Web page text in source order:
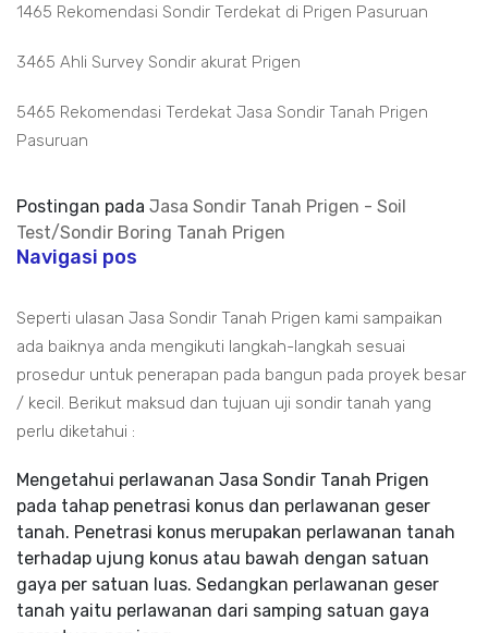
1465 Rekomendasi Sondir Terdekat di Prigen Pasuruan
3465 Ahli Survey Sondir akurat Prigen
5465 Rekomendasi Terdekat Jasa Sondir Tanah Prigen
Pasuruan
Postingan pada Jasa Sondir Tanah Prigen - Soil
Test/Sondir Boring Tanah Prigen
Navigasi pos
Seperti ulasan Jasa Sondir Tanah Prigen kami sampaikan
ada baiknya anda mengikuti langkah-langkah sesuai
prosedur untuk penerapan pada bangun pada proyek besar
/ kecil. Berikut maksud dan tujuan uji sondir tanah yang
perlu diketahui :
Mengetahui perlawanan Jasa Sondir Tanah Prigen
pada tahap penetrasi konus dan perlawanan geser
tanah. Penetrasi konus merupakan perlawanan tanah
terhadap ujung konus atau bawah dengan satuan
gaya per satuan luas. Sedangkan perlawanan geser
tanah yaitu perlawanan dari samping satuan gaya